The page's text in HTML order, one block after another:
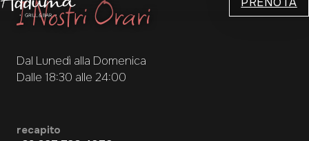
I Nostri Orari
Dal Lunedì alla Domenica
Dalle 18:30 alle 24:00
recapito